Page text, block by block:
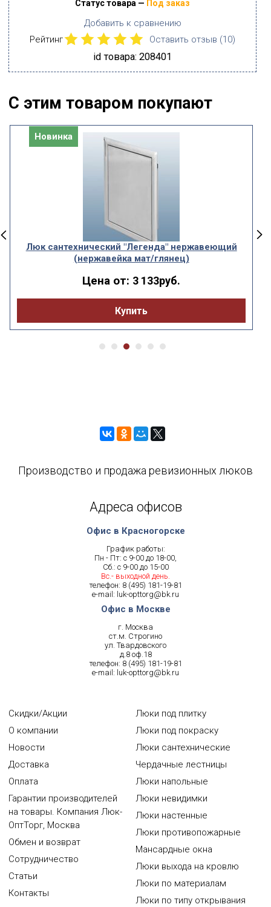
Статус товара — Под заказ
Добавить к сравнению
Рейтинг
Оставить отзыв (10)
id товара: 208401
С этим товаром покупают
Новинка
Люк сантехнический "Легенда" нержавеющий
(нержавейка мат/глянец)
Цена от: 3 133руб.
Купить
Производство и продажа ревизионных люков
Адреса офисов
Офис в Красногорске
График работы:
Пн - Пт: с 9-00 до 18-00,
Сб.: с 9-00 до 15-00
Вс.- выходной день.
телефон: 8 (495) 181-19-81
e-mail: luk-opttorg@bk.ru
Офис в Москве
г. Москва
ст.м. Строгино
ул. Твардовского
д.8 оф.18
телефон: 8 (495) 181-19-81
e-mail: luk-opttorg@bk.ru
Скидки/Акции
О компании
Новости
Доставка
Оплата
Гарантии производителей
на товары. Компания Люк-
ОптТорг, Москва
Обмен и возврат
Сотрудничество
Статьи
Контакты
Люки под плитку
Люки под покраску
Люки сантехнические
Чердачные лестницы
Люки напольные
Люки невидимки
Люки настенные
Люки противопожарные
Мансардные окна
Люки выхода на кровлю
Люки по материалам
Люки по типу открывания